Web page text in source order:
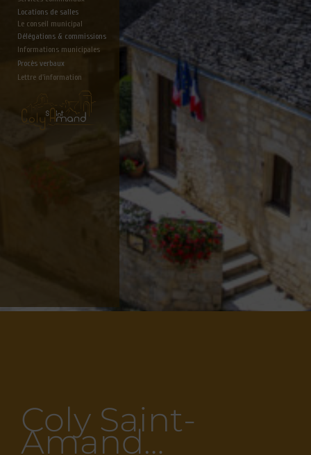
Locations de salles
Le conseil municipal
Délégations & commissions
Informations municipales
Lettre d'information
Procès verbaux
Coly Saint-
Amand…